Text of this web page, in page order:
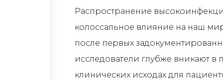
Распространение
колоссальное влияние на наш
после первых
исследователи глубже вникают
клинических исходах для